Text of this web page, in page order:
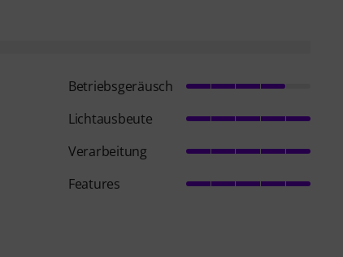
Betriebsgeräusch
Lichtausbeute
Verarbeitung
Features